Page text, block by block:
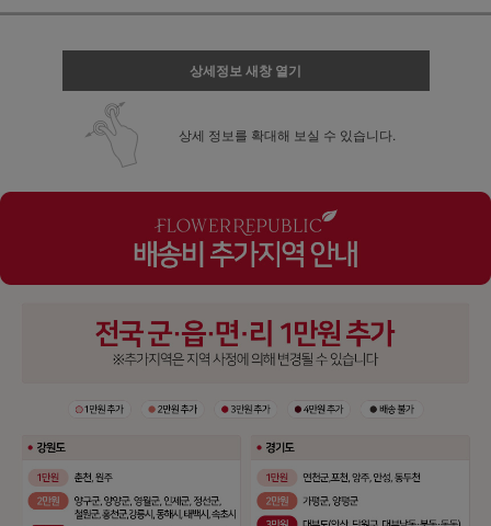
상세정보 새창 열기
상세 정보를 확대해 보실 수 있습니다.